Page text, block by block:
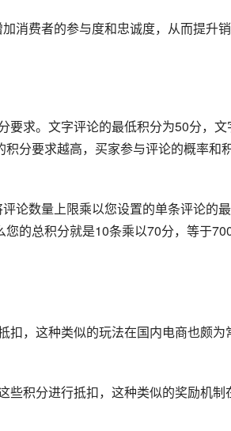
消费者的参与度和忠诚度，从而提升
要求。文字评论的最低积分为50分，文
分要求越高，买家参与评论的概率和
论数量上限乘以您设置的单条评论的
的总积分就是10条乘以70分，等于
扣，这种类似的玩法在国内电商也颇为
些积分进行抵扣，这种类似的奖励机制